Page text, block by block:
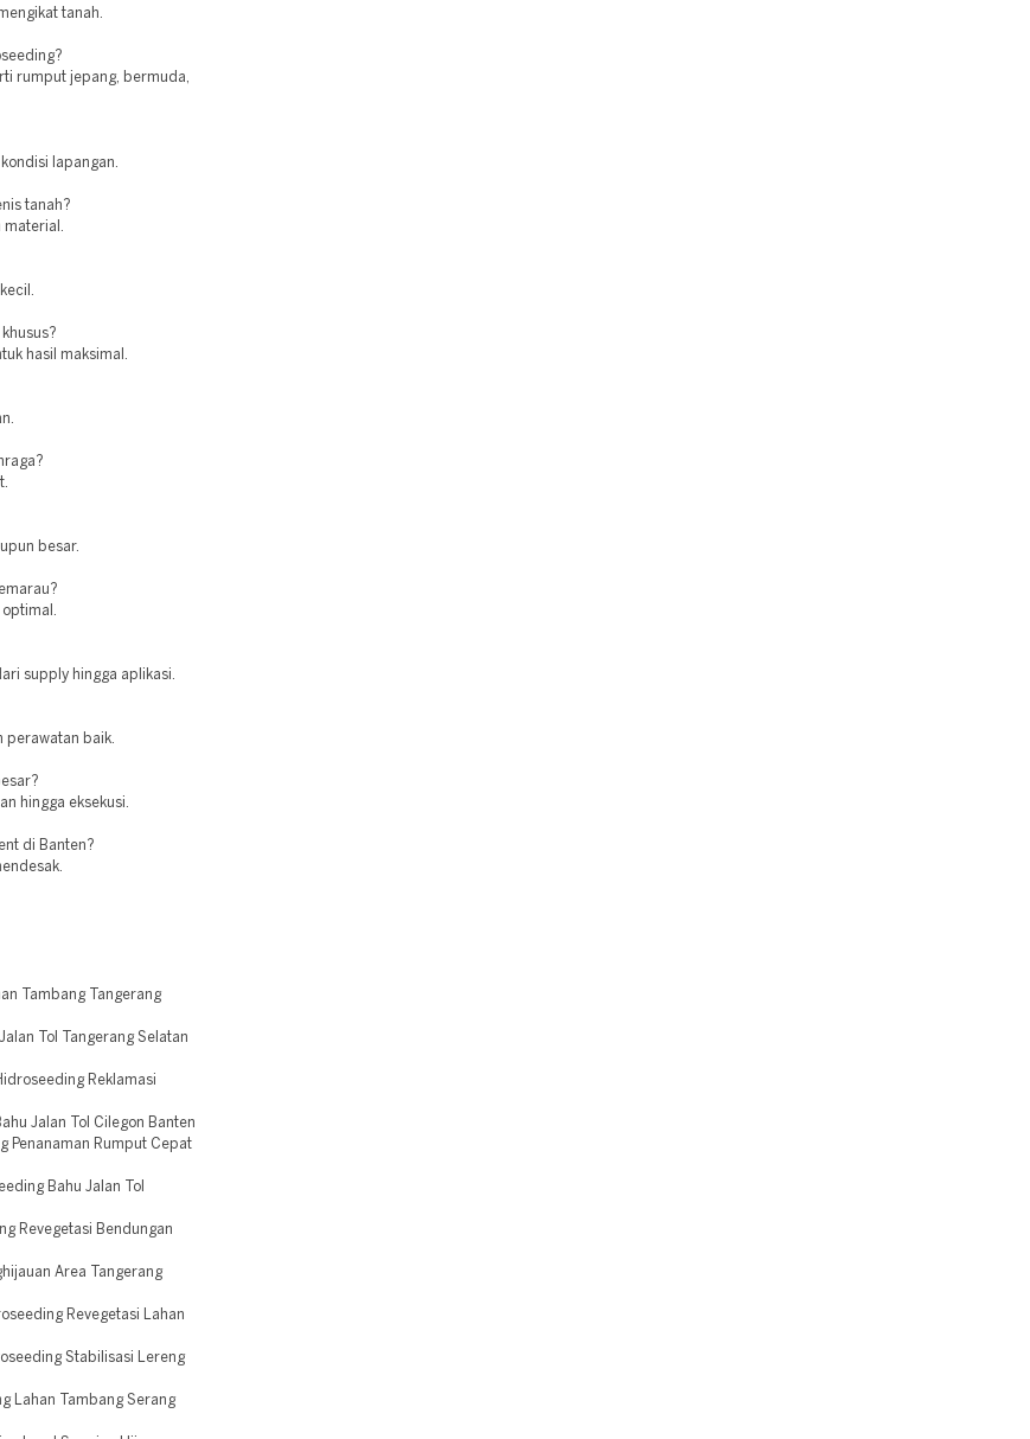
tanah.
rumput jepang, bermuda,
lapangan.
tanah?
hasil maksimal.
besar.
supply hingga aplikasi.
perawatan baik.
hingga eksekusi.
di Banten?
Tambang Tangerang
Tol Tangerang Selatan
Reklamasi
Jalan Tol Cilegon Banten
Penanaman Rumput Cepat
Bahu Jalan Tol
Revegetasi Bendungan
Area Tangerang
Revegetasi Lahan
Stabilisasi Lereng
Lahan Tambang Serang